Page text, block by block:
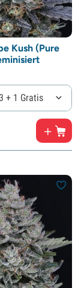
Kush (Pure
+ 1 Gratis